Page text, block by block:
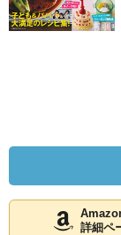
詳細ペ